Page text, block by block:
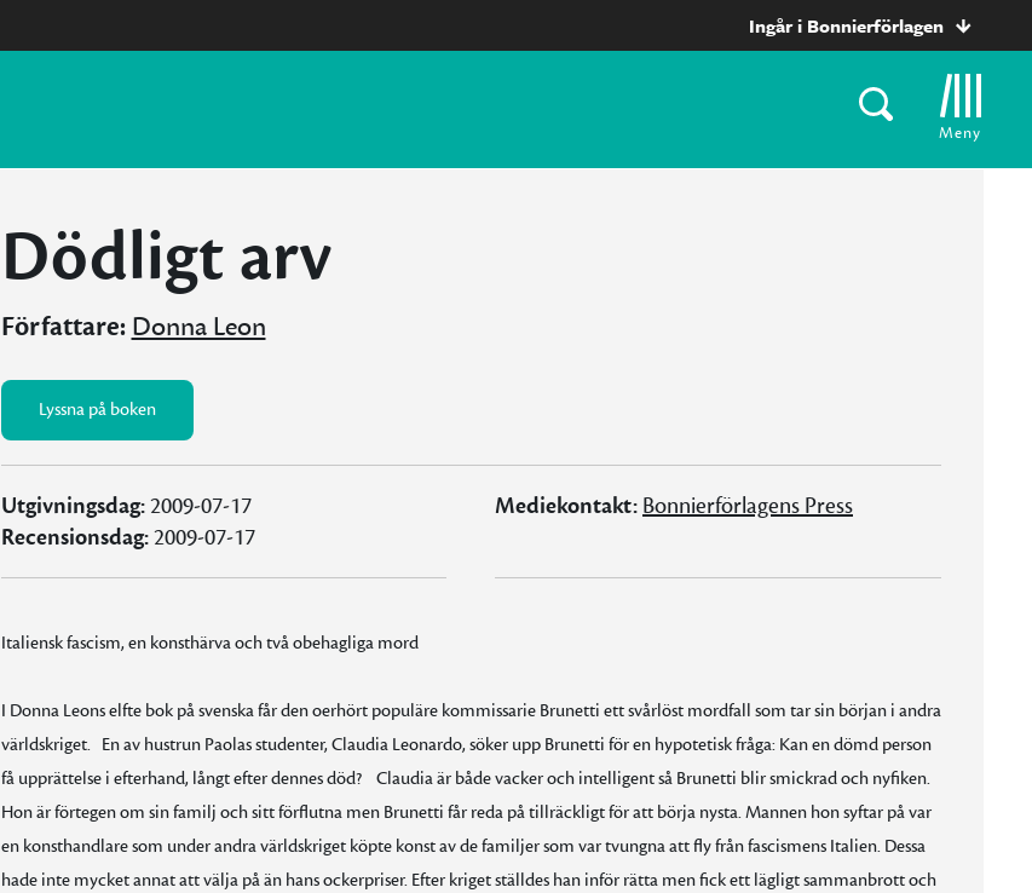
Ingår i Bonnierförlagen
Meny
Dödligt arv
Författare: Donna Leon
Lyssna på boken
Utgivningsdag:2009-07-17
Recensionsdag:2009-07-17
Mediekontakt: Bonnierförlagens Press
Italiensk fascism, en konsthärva och två obehagliga mord
I Donna Leons elfte bok på svenska får den oerhört populäre kommissarie Brunetti ett svårlöst mordfall som tar sin början i andra
världskriget. En av hustrun Paolas studenter, Claudia Leonardo, söker upp Brunetti för en hypotetisk fråga: Kan en dömd person
få upprättelse i efterhand, långt efter dennes död? Claudia är både vacker och intelligent så Brunetti blir smickrad och nyfiken.
Hon är förtegen om sin familj och sitt förflutna men Brunetti får reda på tillräckligt för att börja nysta. Mannen hon syftar på var
en konsthandlare som under andra världskriget köpte konst av de familjer som var tvungna att fly från fascismens Italien. Dessa
hade inte mycket annat att välja på än hans ockerpriser. Efter kriget ställdes han inför rätta men fick ett lägligt sammanbrott och